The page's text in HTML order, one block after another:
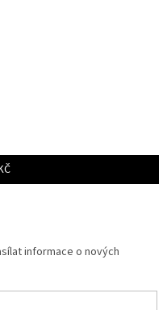
informace o nových